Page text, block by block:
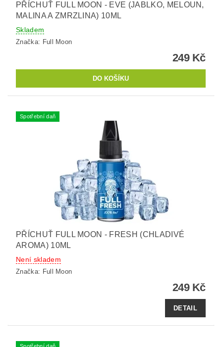
PŘÍCHUŤ FULL MOON - EVE (JABLKO, MELOUN,
MALINA A ZMRZLINA) 10ML
Skladem
Značka: Full Moon
249 Kč
Spotřební daň
PŘÍCHUŤ FULL MOON - FRESH (CHLADIVÉ
AROMA) 10ML
Není skladem
Značka: Full Moon
249 Kč
DETAIL